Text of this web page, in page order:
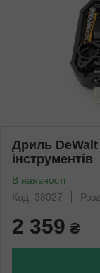
Дриль DeWalt
інструментів
В наявності
Код: 38027
2 359 ₴